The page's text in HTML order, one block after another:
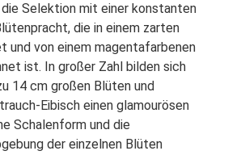
Selektion mit einer konstanten
die in einem zarten
und von einem magentafarbenen
ist. In großer Zahl bilden sich
14 cm großen Blüten und
Eibisch einen glamourösen
Schalenform und die
der einzelnen Blüten